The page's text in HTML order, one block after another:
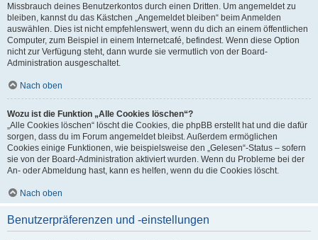
Missbrauch deines Benutzerkontos durch einen Dritten. Um angemeldet zu
bleiben, kannst du das Kästchen „Angemeldet bleiben“ beim Anmelden
auswählen. Dies ist nicht empfehlenswert, wenn du dich an einem öffentlichen
Computer, zum Beispiel in einem Internetcafé, befindest. Wenn diese Option
nicht zur Verfügung steht, dann wurde sie vermutlich von der Board-
Administration ausgeschaltet.
Nach oben
Wozu ist die Funktion „Alle Cookies löschen“?
„Alle Cookies löschen“ löscht die Cookies, die phpBB erstellt hat und die dafür
sorgen, dass du im Forum angemeldet bleibst. Außerdem ermöglichen
Cookies einige Funktionen, wie beispielsweise den „Gelesen“-Status – sofern
sie von der Board-Administration aktiviert wurden. Wenn du Probleme bei der
An- oder Abmeldung hast, kann es helfen, wenn du die Cookies löscht.
Nach oben
Benutzerpräferenzen und -einstellungen